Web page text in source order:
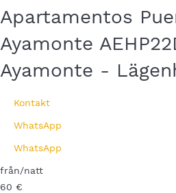
Apartamentos
Ayamonte
Ayamonte -
Kontakt
WhatsApp
WhatsApp
från/natt
60 €